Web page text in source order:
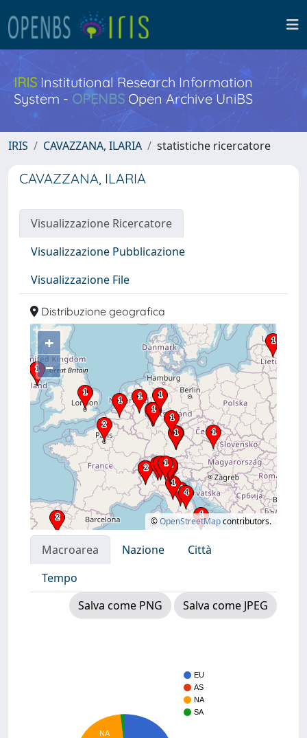
IRISInstitutional Research Information
System - OPENBS Open Archive UniBS
IRIS CAVAZZANA, ILARIA statistiche ricercatore
CAVAZZANA, ILARIA
Visualizzazione Ricercatore
Visualizzazione Pubblicazione
Visualizzazione File
Distribuzione geografica
+
–
©OpenStreetMapcontributors.
Macroarea Nazione
Città
Tempo
Salva come PNG
Salva come JPEG
EU
AS
NA
SA
NA